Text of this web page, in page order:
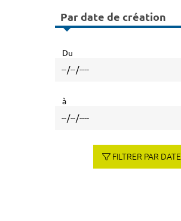
Par date de création
Du
à
FILTRER PAR DATE